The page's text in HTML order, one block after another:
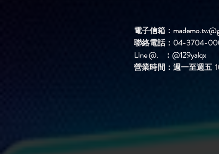
電子信箱：
聯絡電話：04-3704-
LIne @. ： @129yalqx
營業時間：週一至週五